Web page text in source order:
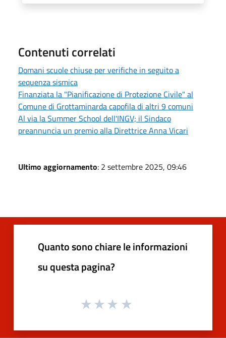
Contenuti correlati
Domani scuole chiuse per verifiche in seguito a
sequenza sismica
Finanziata la "Pianificazione di Protezione Civile" al
Comune di Grottaminarda capofila di altri 9 comuni
Al via la Summer School dell'INGV; il Sindaco
preannuncia un premio alla Direttrice Anna Vicari
Ultimo aggiornamento: 2 settembre 2025, 09:46
Quanto sono chiare le informazioni
su questa pagina?